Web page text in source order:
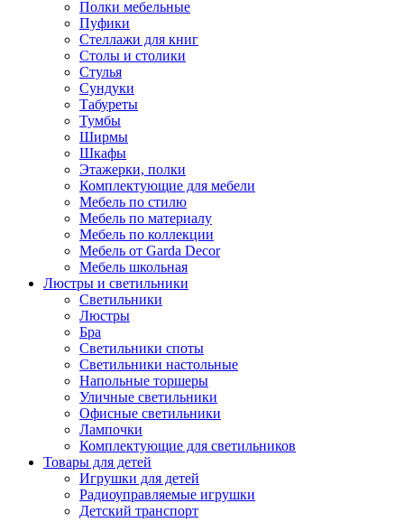
Полки мебельные
Пуфики
Стеллажи для книг
Столы и столики
Стулья
Сундуки
Табуреты
Тумбы
Ширмы
Шкафы
Этажерки, полки
Комплектующие для мебели
Мебель по стилю
Мебель по материалу
Мебель по коллекции
Мебель от Garda Decor
Мебель школьная
Люстры и светильники
Светильники
Люстры
Бра
Светильники споты
Светильники настольные
Напольные торшеры
Уличные светильники
Офисные светильники
Лампочки
Комплектующие для светильников
Товары для детей
Игрушки для детей
Радиоуправляемые игрушки
Детский транспорт